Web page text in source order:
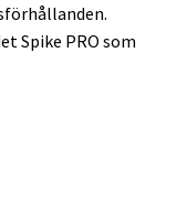
Spike PRO som